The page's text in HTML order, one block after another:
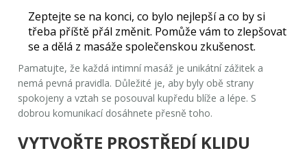
Zeptejte se na konci, co bylo nejlepší a co by si
třeba příště přál změnit. Pomůže vám to zlepšovat
se a dělá z masáže společenskou zkušenost.
Pamatujte, že každáintimní masáž je unikátní zážitek a
nemá pevná pravidla. Důležité je, aby byly obě strany
spokojeny a vztah se posouval kupředu blíže a lépe. S
dobrou komunikací dosáhnete přesně toho.
VYTVOŘTE PROSTŘEDÍ KLIDU